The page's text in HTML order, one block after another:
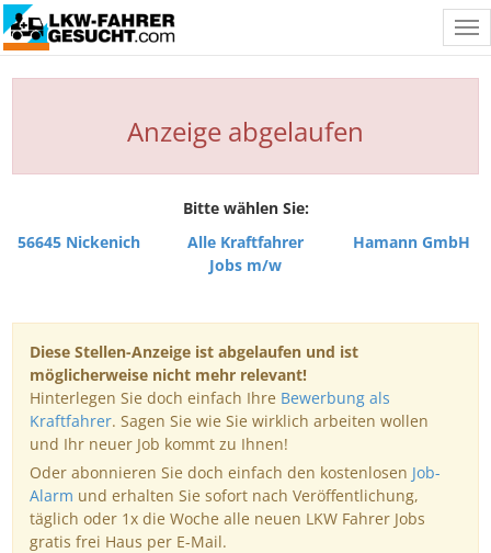
Anzeige abgelaufen
Bitte wählen Sie:
56645 Nickenich
Alle Kraftfahrer
Jobs m/w
Hamann GmbH
Diese Stellen-Anzeige ist abgelaufen und ist
möglicherweise nicht mehr relevant!
Hinterlegen Sie doch einfach Ihre Bewerbung als
Kraftfahrer. Sagen Sie wie Sie wirklich arbeiten wollen
und Ihr neuer Job kommt zu Ihnen!
Oder abonnieren Sie doch einfach den kostenlosen Job-
Alarm und erhalten Sie sofort nach Veröffentlichung,
täglich oder 1x die Woche alle neuen LKW Fahrer Jobs
gratis frei Haus per E-Mail.